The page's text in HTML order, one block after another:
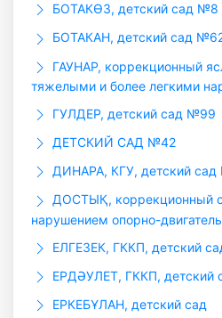
БОТАКӨЗ, детский сад №8
БОТАКАН, детский сад
ГАУHАР, коррекционный
тяжелыми и более легкими
ГУЛДЕР, детский сад №99
ДЕТСКИЙ САД №42
ДИНАРА, КГУ, детский
ДОСТЫҚ, коррекционный
нарушением опорно-
ЕЛГЕЗЕК, ГККП, детский
ЕРДӘУЛЕТ, ГККП, детский
ЕРКЕБҰЛАН, детский сад